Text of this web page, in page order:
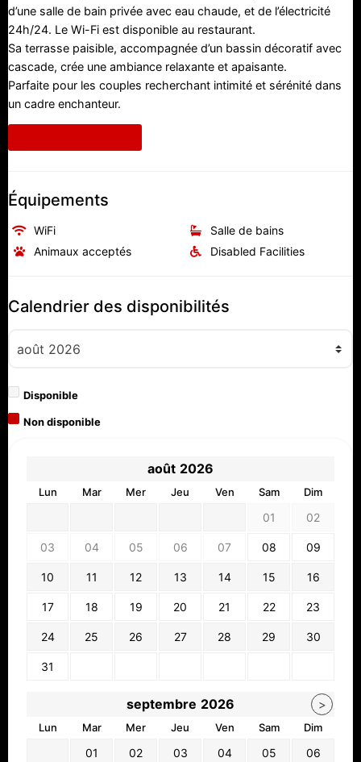
d’une salle de bain privée avec eau chaude, et de l’électricité
24h/24. Le Wi-Fi est disponible au restaurant.
Sa terrasse paisible, accompagnée d’un bassin décoratif avec
cascade, crée une ambiance relaxante et apaisante.
Parfaite pour les couples recherchant intimité et sérénité dans
un cadre enchanteur.
Équipements
WiFi
Salle de bains
Animaux acceptés
Disabled Facilities
Calendrier des disponibilités
Disponible
Non disponible
août 2026
Lun Mar Mer Jeu Ven Sam Dim
01 02
03 04 05 06 07 08 09
10 11 12 13 14 15 16
17 18 19 20 21 22 23
24 25 26 27 28 29 30
31
septembre 2026 >
Lun Mar Mer Jeu Ven Sam Dim
01 02 03 04 05 06